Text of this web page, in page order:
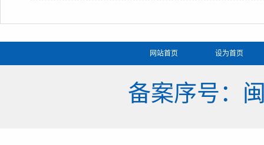
网站首页 设为首页
备案序号：